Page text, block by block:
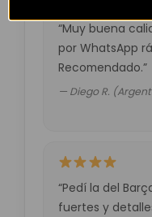
“Muy buena
por WhatsApp
Recomendado.”
— Diego R.
“Pedí la del
fuertes y